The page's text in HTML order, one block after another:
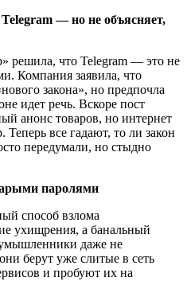
— но не объясняет,
решила, что Telegram — это не
Компания заявила, что
закона», но предпочла
идет речь. Вскоре пост
анонс товаров, но интернет
все гадают, то ли закон
передумали, но стыдно
паролями
способ взлома
ухищрения, а банальный
даже не
берут уже слитые в сеть
и пробуют их на